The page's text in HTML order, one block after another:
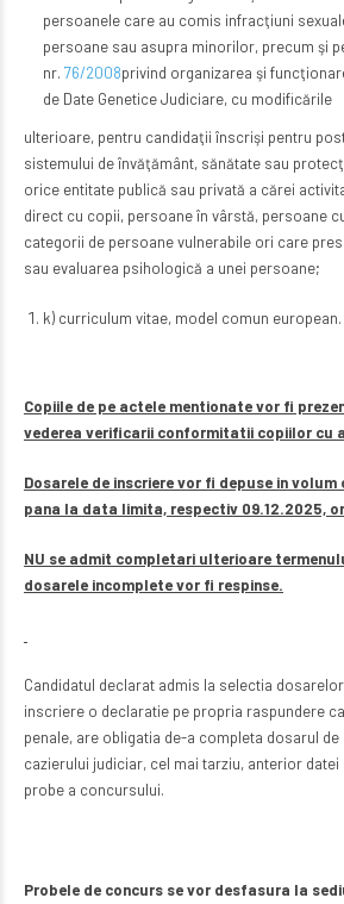
persoanele care au comis infracţiuni
persoane sau asupra minorilor, precum şi
nr. 76/2008privind organizarea şi
de Date Genetice Judiciare, cu modificările
ulterioare, pentru candidaţii înscrişi pentru
sistemului de învăţământ, sănătate sau
orice entitate publică sau privată a cărei
direct cu copii, persoane în vârstă, persoane
categorii de persoane vulnerabile ori care
sau evaluarea psihologică a unei persoane;
k) curriculum vitae, model comun european.
Copiile de pe actele mentionate vor fi
vederea verificarii conformitatii copiilor cu
Dosarele de inscriere vor fi depuse in
pana la data limita, respectiv 09.12.2025,
NU se admit completari ulterioare
dosarele incomplete vor fi respinse.
Candidatul declarat admis la selectia
inscriere o declaratie pe propria raspundere
penale, are obligatia de-a completa dosarul
cazierului judiciar, cel mai tarziu, anterior
probe a concursului.
Probele de concurs se vor desfasura la